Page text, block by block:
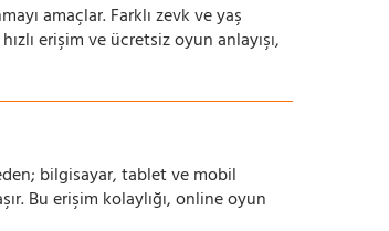
amaçlar. Farklı zevk ve yaş
erişim ve ücretsiz oyun anlayışı,
bilgisayar, tablet ve mobil
Bu erişim kolaylığı, online oyun